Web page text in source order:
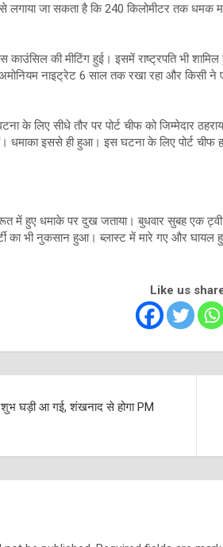
लगाया जा सकता है कि 240 किलोमीटर तक धमक
की मीटिंग हुई। इसमें राष्ट्रपति भी
नाइट्रेट 6 साल तक रखा रहा और किसी ने
के लिए सीधे तौर पर पोर्ट चीफ को जिम्मेदार
धमाका इससे ही हुआ। इस घटना के लिए पोर्ट चीफ
में हुए धमाके पर दुख जताया। बुधवार सुबह एक
का भी नुकसान हुआ। ब्लास्ट में मारे गए और घायल
Like us
शुभ घड़ी आ गई, शंखनाद से होगा PM